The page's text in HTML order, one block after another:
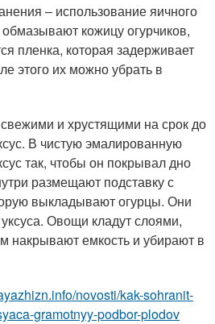
– использование яичного
кожицу огурчиков,
пленка, которая задерживает
этого их можно убрать в
и хрустящими на срок до
В чистую эмалированную
так, чтобы он покрывал дно
размещают подставку с
выкладывают огурцы. Они
Овощи кладут слоями,
накрывают емкость и убирают в
novosti/kak-sohranit-
gramotnyy-podbor-plodov